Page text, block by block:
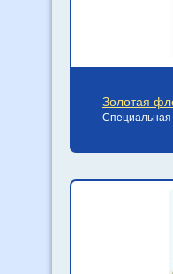
Золотая
Специальная